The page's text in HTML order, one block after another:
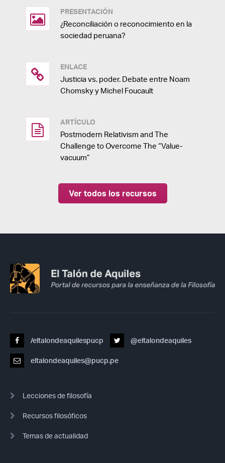
PRESENTACIÓN
¿Reconciliación o reconocimiento en la
sociedad peruana?
ENLACE
Justicia vs. poder. Debate entre Noam
Chomsky y Michel Foucault
ARTÍCULO
Postmodern Relativism and The
Challenge to Overcome The “Value-
vacuum”
Ver todos los recursos
/eltalondeaquilespucp @eltalondeaquiles
eltalondeaquiles@pucp.pe
Lecciones de filosofía
Recursos filosóficos
Temas de actualidad